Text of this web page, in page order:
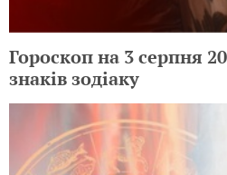
Гороскоп на 3 серпня
знаків зодіаку